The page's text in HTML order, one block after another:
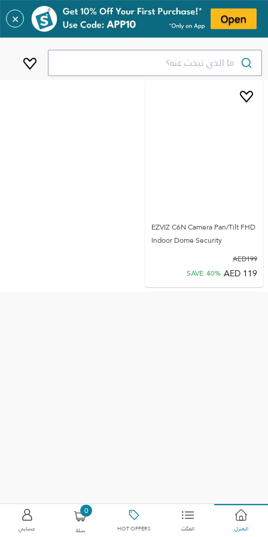
✕
ما الذي تبحث عنه؟
EZVIZ C6N Camera Pan/Tilt FHD
Indoor Dome Security
199
AED
119
AED
SAVE 40%
المنزل الفئات HOT OFFERS
0
سلة حسابي